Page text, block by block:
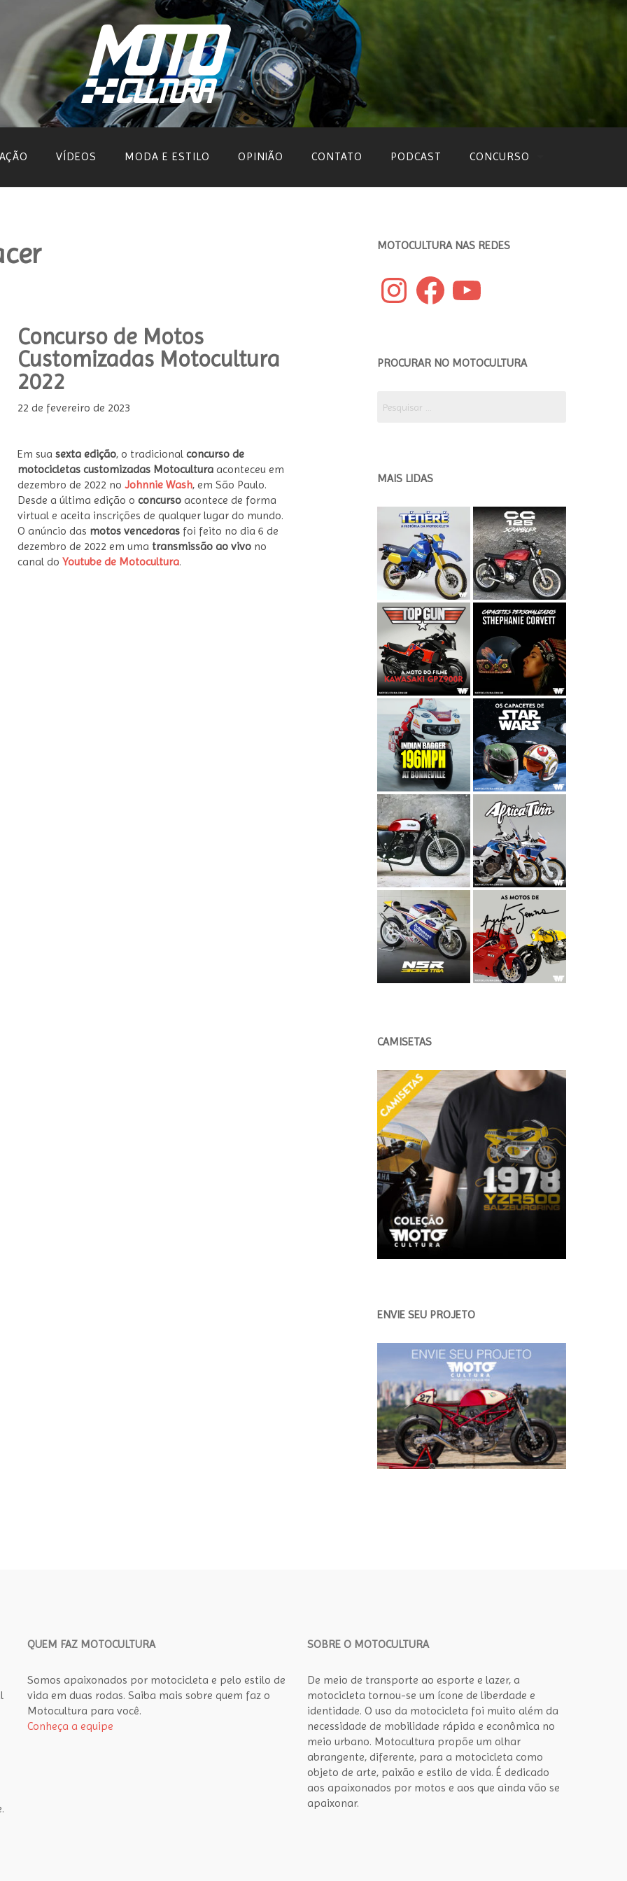
VÍDEOS MODA E ESTILO OPINIÃO CONTATO PODCAST CONCURSO
EDIÇÃO 2019
Concurso de Motos
Customizadas Motocultura
2022
22 de fevereiro de 2023
Em sua sexta edição, o tradicional concurso de
motocicletas customizadas Motocultura aconteceu em
dezembro de 2022 no Johnnie Wash, em São Paulo.
Desde a última edição o concurso acontece de forma
virtual e aceita inscrições de qualquer lugar do mundo.
O anúncio das motos vencedoras foi feito no dia 6 de
dezembro de 2022 em uma transmissão ao vivo no
canal do Youtube de Motocultura.
MOTOCULTURA NAS REDES
InstagramFacebookYouTube
PROCURAR NO MOTOCULTURA
por:
MAIS LIDAS
CAMISETAS
ENVIE SEU PROJETO
QUEM FAZ MOTOCULTURA
Somos apaixonados por motocicleta e pelo estilo de
vida em duas rodas. Saiba mais sobre quem faz o
Motocultura para você.
Conheça a equipe
SOBRE O MOTOCULTURA
De meio de transporte ao esporte e lazer, a
motocicleta tornou-se um ícone de liberdade e
identidade. O uso da motocicleta foi muito além da
necessidade de mobilidade rápida e econômica no
meio urbano. Motocultura propõe um olhar
abrangente, diferente, para a motocicleta como
objeto de arte, paixão e estilo de vida. É dedicado
aos apaixonados por motos e aos que ainda vão se
apaixonar.